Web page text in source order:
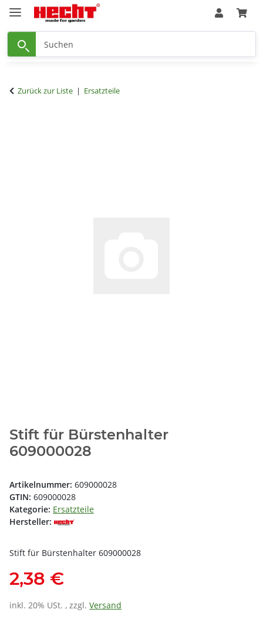
Zurück zur Liste Ersatzteile
Stift für Bürstenhalter
609000028
Artikelnummer: 609000028
GTIN: 609000028
Kategorie: Ersatzteile
Hersteller:
Stift für Bürstenhalter 609000028
2,38 €
inkl. 20% USt. , zzgl. Versand